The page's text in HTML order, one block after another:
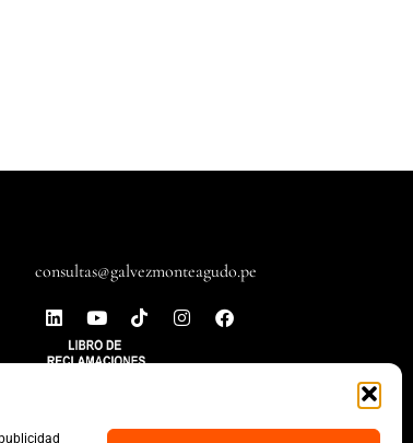
consultas@galvezmonteagudo.pe